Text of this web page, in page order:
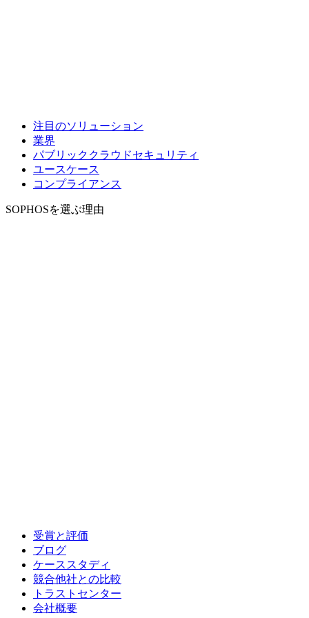
注目のソリューション
業界
パブリッククラウドセキュリティ
ユースケース
コンプライアンス
SOPHOSを選ぶ理由
受賞と評価
ブログ
ケーススタディ
競合他社との比較
トラストセンター
会社概要